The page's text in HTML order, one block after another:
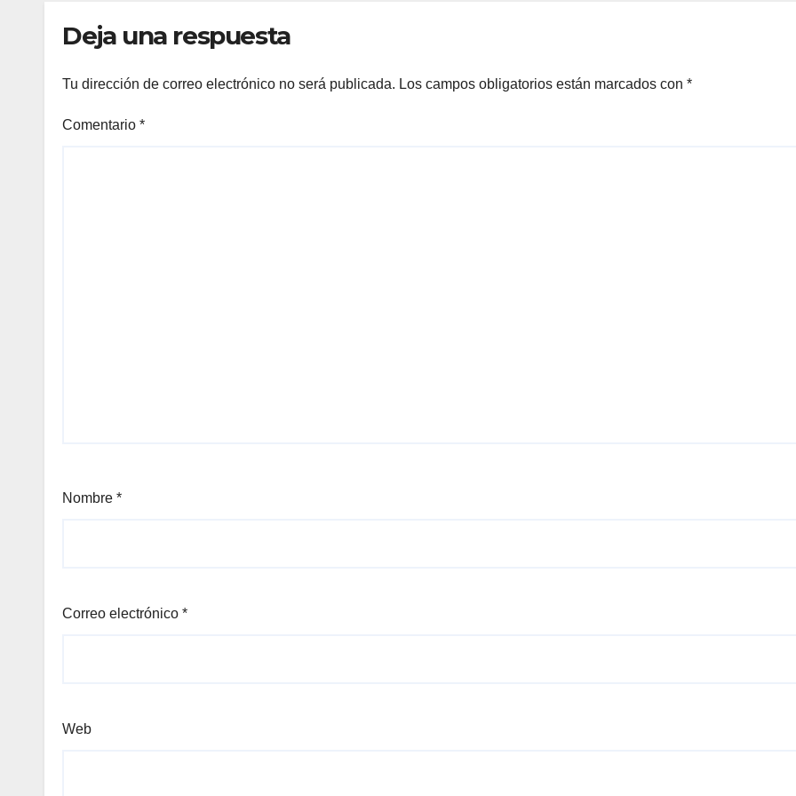
«LIVE SESSION #1»
Deja una respuesta
Tu dirección de correo electrónico no será publicada. Los campos obligatorios están marcados con *
Comentario *
Nombre *
Correo electrónico *
Web